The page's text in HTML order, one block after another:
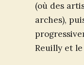
(où des
arches),
Reuilly et